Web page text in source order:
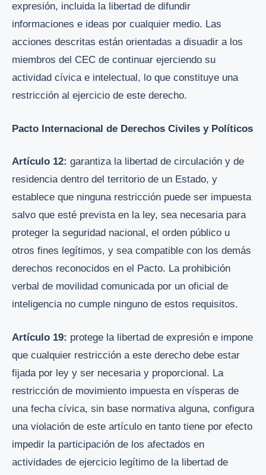
expresión, incluida la libertad de difundir
informaciones e ideas por cualquier medio. Las
acciones descritas están orientadas a disuadir a los
miembros del CEC de continuar ejerciendo su
actividad cívica e intelectual, lo que constituye una
restricción al ejercicio de este derecho.
Pacto Internacional de Derechos Civiles y Políticos
Artículo 12: garantiza la libertad de circulación y de
residencia dentro del territorio de un Estado, y
establece que ninguna restricción puede ser impuesta
salvo que esté prevista en la ley, sea necesaria para
proteger la seguridad nacional, el orden público u
otros fines legítimos, y sea compatible con los demás
derechos reconocidos en el Pacto. La prohibición
verbal de movilidad comunicada por un oficial de
inteligencia no cumple ninguno de estos requisitos.
Artículo 19: protege la libertad de expresión e impone
que cualquier restricción a este derecho debe estar
fijada por ley y ser necesaria y proporcional. La
restricción de movimiento impuesta en vísperas de
una fecha cívica, sin base normativa alguna, configura
una violación de este artículo en tanto tiene por efecto
impedir la participación de los afectados en
actividades de ejercicio legítimo de la libertad de